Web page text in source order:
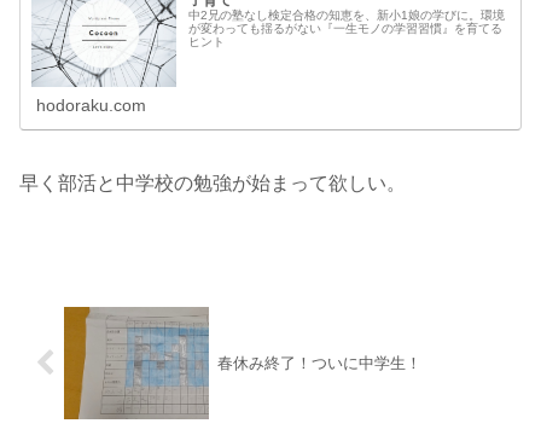
中2兄の塾なし検定合格の知恵を、新小1娘の学びに。環境
が変わっても揺るがない『一生モノの学習習慣』を育てる
ヒント
hodoraku.com
早く部活と中学校の勉強が始まって欲しい。
春休み終了！ついに中学生！